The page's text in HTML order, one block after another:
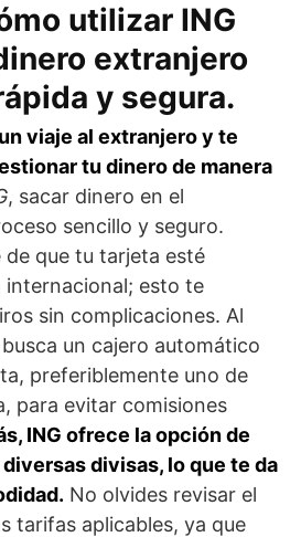
utilizar ING
extranjero
y segura.
viaje al extranjero y te
tu dinero de manera
, sacar dinero en el
sencillo y seguro.
de que tu tarjeta esté
internacional; esto te
sin complicaciones. Al
un cajero automático
preferiblemente uno de
para evitar comisiones
ING ofrece la opción de
divisas, lo que te da
No olvides revisar el
tarifas aplicables, ya que